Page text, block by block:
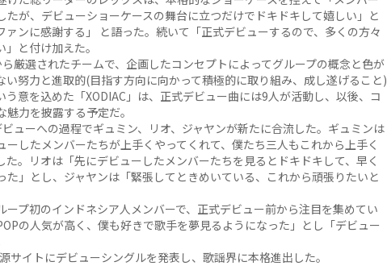
が、デビューショーケースの舞台に立つだけでドキドキして嬉しい」と
ンに感謝する」 と語った。続いて「正式デビューするので、多くの方々
と付け加えた。
厳選されたチームで、企画したコンセプトによってグループの概念と色が
努力と進取的(目指す方向に向かって積極的に取り組み、成し遂げること)
意を込めた「XODIAC」は、正式デビュー曲には9人が活動し、以後、コ
力を披露する予定だ。
ューへの過程でギュミン、リオ、ジャヤンが新たに合流した。ギュミンは
ーしたメンバーたちが上手くやってくれて、僕たち三人もこれから上手く
。リオは「先にデビューしたメンバーたちを見るとドキドキして、早く
た」とし、ジャヤンは「緊張してときめいている、これから頑張りたいと
プ初のインドネシア人メンバーで、正式デビュー前から注目を集めてい
の人気が高く、僕も好きで歌手を夢見るようになった」とし「デビュー
サイトにデビューシングルを発表し、歌謡界に本格進出した。